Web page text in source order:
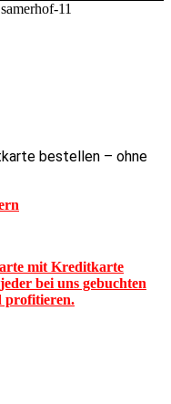
samerhof-11
bestellen – ohne
mit Kreditkarte
bei uns gebuchten
profitieren.